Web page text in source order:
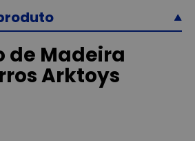
de Madeira
Arktoys